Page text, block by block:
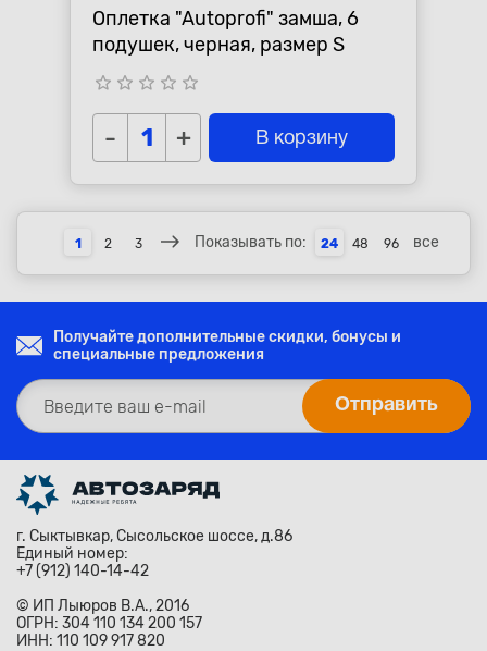
Оплетка "Autoprofi" замша, 6
подушек, черная, размер S
star_border star_border star_border star_border star_border
- + В корзину
1 2 3 Показывать по: 24 48 96 все
Получайте дополнительные скидки, бонусы и
специальные предложения
г. Сыктывкар, Сысольское шоссе, д.86
Единый номер:
+7 (912) 140-14-42
© ИП Лыюров В.А., 2016
ОГРН: 304 110 134 200 157
ИНН: 110 109 917 820